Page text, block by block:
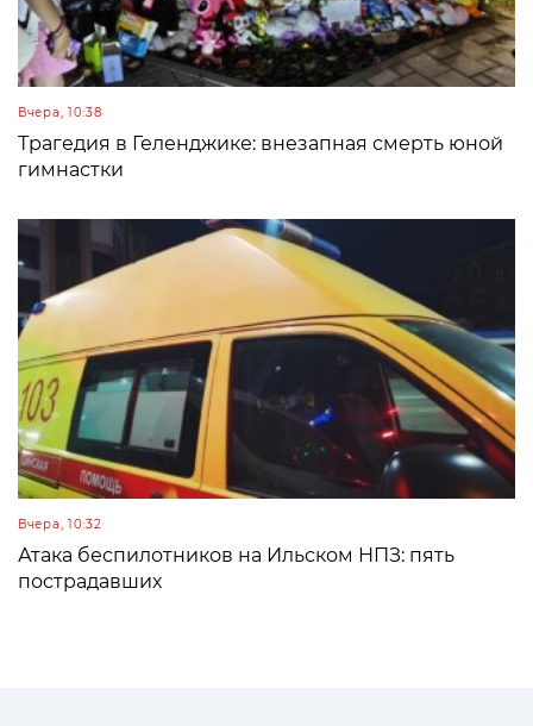
Вчера, 10:38
Трагедия в Геленджике: внезапная смерть юной
гимнастки
Вчера, 10:32
Атака беспилотников на Ильском НПЗ: пять
пострадавших